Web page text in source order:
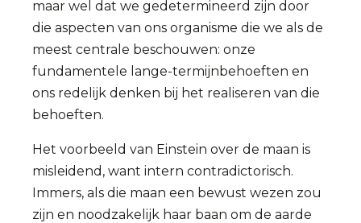
maar wel dat we gedetermineerd zijn door
die aspecten van ons organisme die we als de
meest centrale beschouwen: onze
fundamentele lange-termijnbehoeften en
ons redelijk denken bij het realiseren van die
behoeften.
Het voorbeeld van Einstein over de maan is
misleidend, want intern contradictorisch.
Immers, als die maan een bewust wezen zou
zijn en noodzakelijk haar baan om de aarde